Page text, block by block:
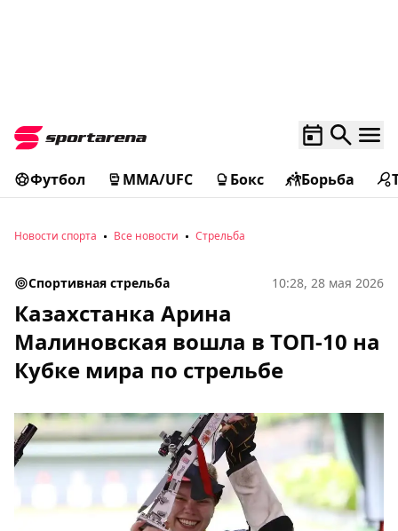
Футбол MMA/UFC Бокс Борьба
Новости спорта Все новости Стрельба
Спортивная стрельба 10:28, 28 мая 2026
Казахстанка Арина
Малиновская вошла в ТОП-10 на
Кубке мира по стрельбе